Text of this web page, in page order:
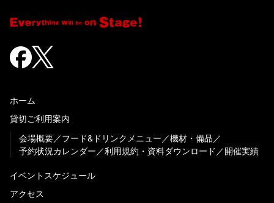
ホーム
貸切ご利用案内
会場概要
フード&ドリンクメニュー
機材・備品
予約状況カレンダー
利用規約・資料ダウンロード 開催実績
イベントスケジュール
アクセス